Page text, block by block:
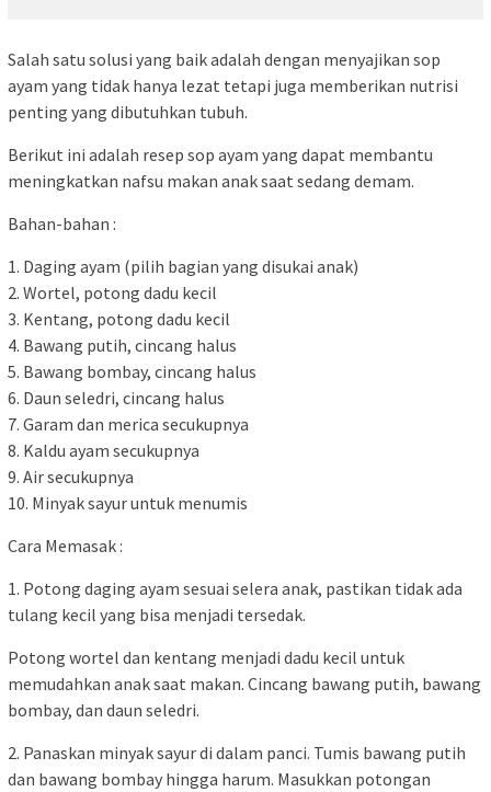
Salah satu solusi yang baik adalah dengan menyajikan sop
ayam yang tidak hanya lezat tetapi juga memberikan nutrisi
penting yang dibutuhkan tubuh.
Berikut ini adalah resep sop ayam yang dapat membantu
meningkatkan nafsu makan anak saat sedang demam.
Bahan-bahan :
1. Daging ayam (pilih bagian yang disukai anak)
2. Wortel, potong dadu kecil
3. Kentang, potong dadu kecil
4. Bawang putih, cincang halus
5. Bawang bombay, cincang halus
6. Daun seledri, cincang halus
7. Garam dan merica secukupnya
8. Kaldu ayam secukupnya
9. Air secukupnya
10. Minyak sayur untuk menumis
Cara Memasak :
1. Potong daging ayam sesuai selera anak, pastikan tidak ada
tulang kecil yang bisa menjadi tersedak.
Potong wortel dan kentang menjadi dadu kecil untuk
memudahkan anak saat makan. Cincang bawang putih, bawang
bombay, dan daun seledri.
2. Panaskan minyak sayur di dalam panci. Tumis bawang putih
dan bawang bombay hingga harum. Masukkan potongan